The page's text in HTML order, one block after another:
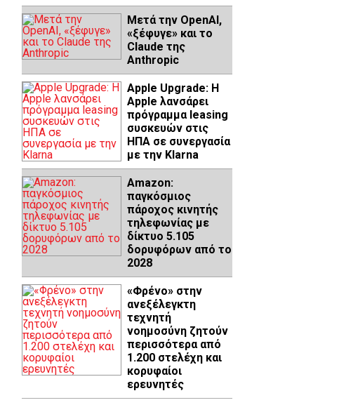
Μετά την OpenAI,
«ξέφυγε» και το
Claude της
Anthropic
Apple Upgrade: Η
Apple λανσάρει
πρόγραμμα leasing
συσκευών στις
ΗΠΑ σε συνεργασία
με την Klarna
Amazon:
παγκόσμιος
πάροχος κινητής
τηλεφωνίας με
δίκτυο 5.105
δορυφόρων από το
2028
«Φρένο» στην
ανεξέλεγκτη
τεχνητή
νοημοσύνη ζητούν
περισσότερα από
1.200 στελέχη και
κορυφαίοι
ερευνητές